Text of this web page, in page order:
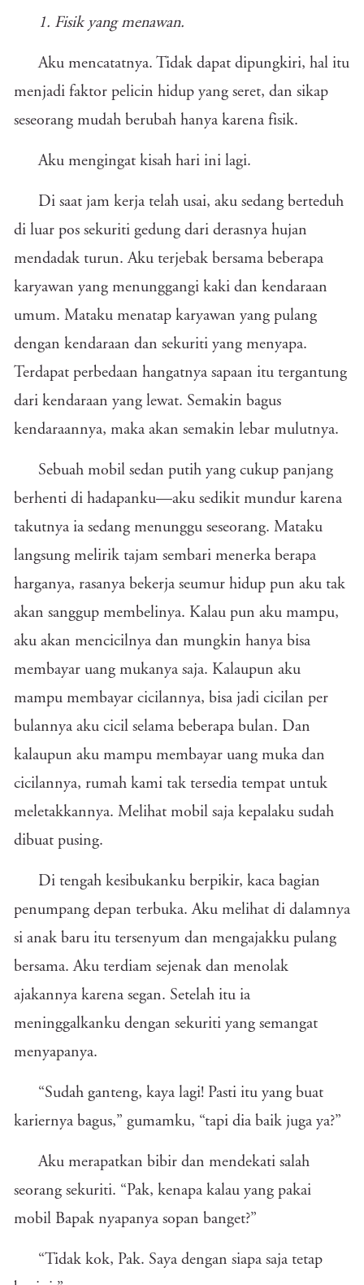
1. Fisik yang menawan.
Aku mencatatnya. Tidak dapat dipungkiri, hal itu
menjadi faktor pelicin hidup yang seret, dan sikap
seseorang mudah berubah hanya karena fisik.
Aku mengingat kisah hari ini lagi.
Di saat jam kerja telah usai, aku sedang berteduh
di luar pos sekuriti gedung dari derasnya hujan
mendadak turun. Aku terjebak bersama beberapa
karyawan yang menunggangi kaki dan kendaraan
umum. Mataku menatap karyawan yang pulang
dengan kendaraan dan sekuriti yang menyapa.
Terdapat perbedaan hangatnya sapaan itu tergantung
dari kendaraan yang lewat. Semakin bagus
kendaraannya, maka akan semakin lebar mulutnya.
Sebuah mobil sedan putih yang cukup panjang
berhenti di hadapanku—aku sedikit mundur karena
takutnya ia sedang menunggu seseorang. Mataku
langsung melirik tajam sembari menerka berapa
harganya, rasanya bekerja seumur hidup pun aku tak
akan sanggup membelinya. Kalau pun aku mampu,
aku akan mencicilnya dan mungkin hanya bisa
membayar uang mukanya saja. Kalaupun aku
mampu membayar cicilannya, bisa jadi cicilan per
bulannya aku cicil selama beberapa bulan. Dan
kalaupun aku mampu membayar uang muka dan
cicilannya, rumah kami tak tersedia tempat untuk
meletakkannya. Melihat mobil saja kepalaku sudah
dibuat pusing.
Di tengah kesibukanku berpikir, kaca bagian
penumpang depan terbuka. Aku melihat di dalamnya
si anak baru itu tersenyum dan mengajakku pulang
bersama. Aku terdiam sejenak dan menolak
ajakannya karena segan. Setelah itu ia
meninggalkanku dengan sekuriti yang semangat
menyapanya.
“Sudah ganteng, kaya lagi! Pasti itu yang buat
kariernya bagus,” gumamku, “tapi dia baik juga ya?”
Aku merapatkan bibir dan mendekati salah
seorang sekuriti. “Pak, kenapa kalau yang pakai
mobil Bapak nyapanya sopan banget?”
“Tidak kok, Pak. Saya dengan siapa saja tetap